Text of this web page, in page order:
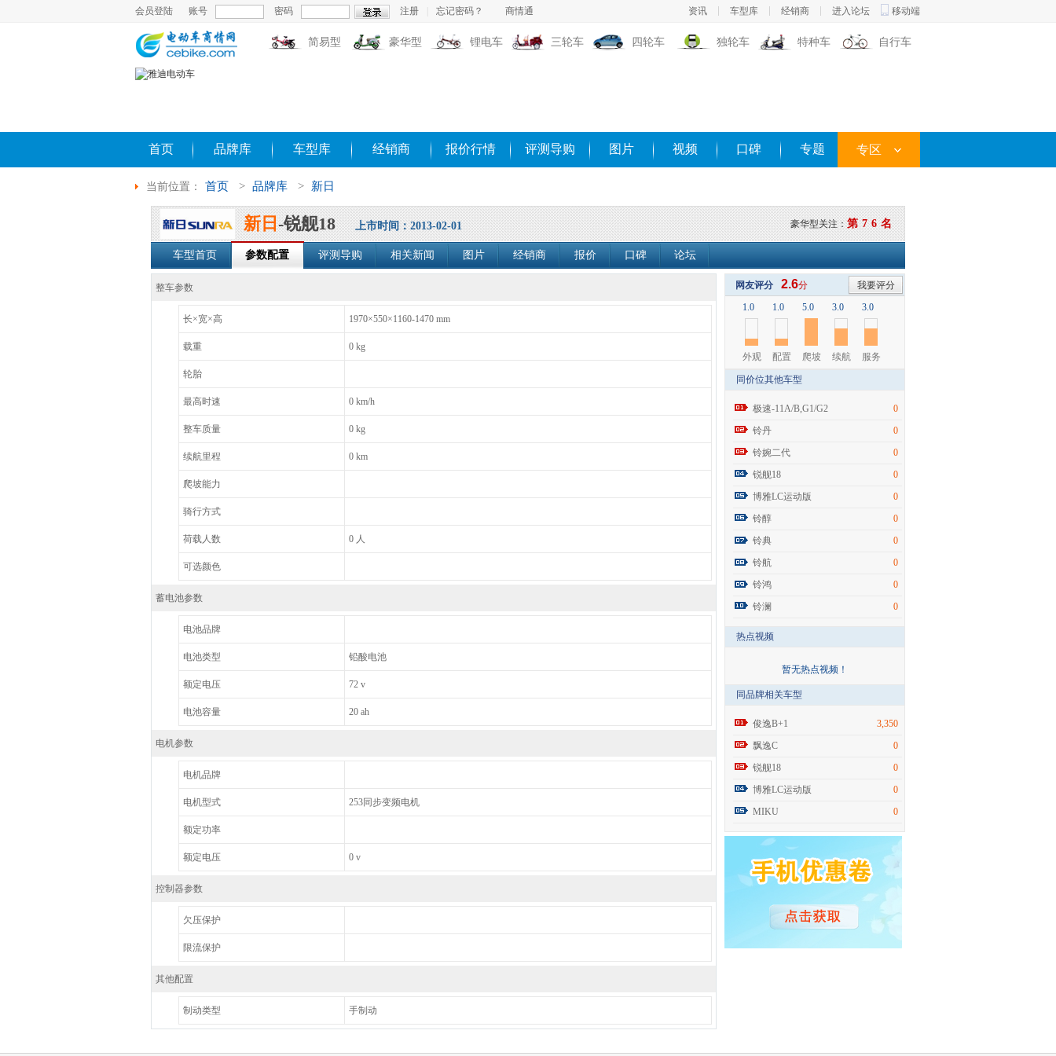
资讯 车型库 经销商 进入论坛 移动端
会员登陆 账号 密码 注册 忘记密码？ 商情通
简易型 豪华型 锂电车 三轮车 四轮车 独轮车 特种车 自行车
首页 品牌库 车型库 经销商 报价行情 评测导购 图片 视频 口碑 专题 专区
当前位置： 首页 > 品牌库 > 新日
豪华型关注：第76名
新日-锐舰18 上市时间：2013-02-01
车型首页 参数配置 评测导购 相关新闻 图片 经销商 报价 口碑 论坛
整车参数
长×宽×高 1970×550×1160-1470 mm
载重 0 kg
轮胎
最高时速 0 km/h
整车质量 0 kg
续航里程 0 km
爬坡能力
骑行方式
荷载人数 0 人
可选颜色
蓄电池参数
电池品牌
电池类型 铅酸电池
额定电压 72 v
电池容量 20 ah
电机参数
电机品牌
电机型式 253同步变频电机
额定功率
额定电压 0 v
控制器参数
欠压保护
限流保护
其他配置
制动类型 手制动
网友评分 我要评分
2.6分
1.0
外观
1.0
配置
5.0
爬坡
3.0
续航
3.0
服务
同价位其他车型
极速-11A/B,G1/G2
0
铃丹
0
铃婉二代
0
锐舰18
0
博雅LC运动版
0
铃醇
0
铃典
0
铃航
0
铃鸿
0
铃澜
0
热点视频
暂无热点视频！
同品牌相关车型
俊逸B+1
3,350
飘逸C
0
锐舰18
0
博雅LC运动版
0
MIKU
0